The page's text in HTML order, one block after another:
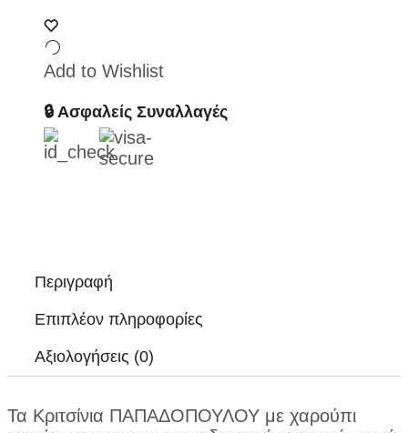
Add to Wishlist
🔒 Ασφαλείς Συναλλαγές
Περιγραφή
Επιπλέον πληροφορίες
Αξιολογήσεις (0)
Τα Κριτσίνια ΠΑΠΑΔΟΠΟΥΛΟΥ με χαρούπι